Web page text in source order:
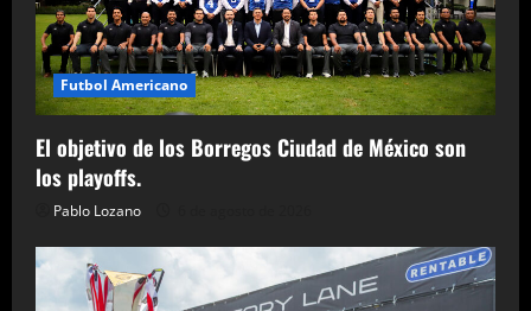
Futbol Americano
El objetivo de los Borregos Ciudad de México son
los playoffs.
Pablo Lozano